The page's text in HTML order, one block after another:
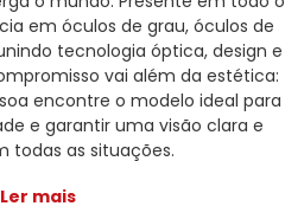
em óculos de grau, óculos de
tecnologia óptica, design e
vai além da estética:
encontre o modelo ideal para
e garantir uma visão clara e
todas as situações.
Ler mais